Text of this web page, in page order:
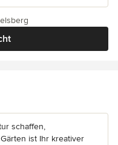
schaffen,
ist Ihr kreativer